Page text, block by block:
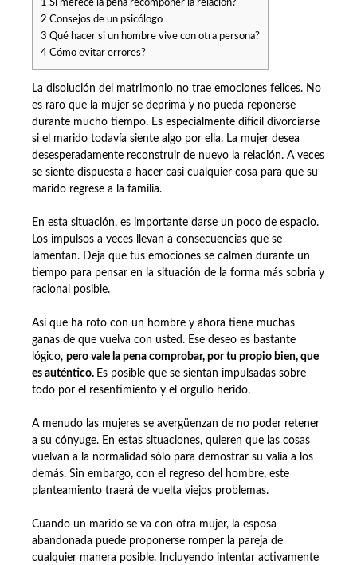
1 Si merece la pena recomponer la relación?
2 Consejos de un psicólogo
3 Qué hacer si un hombre vive con otra persona?
4Cómo evitar errores?
La disolución del matrimonio no trae emociones felices. No
es raro que la mujer se deprima y no pueda reponerse
durante mucho tiempo. Es especialmente difícil divorciarse
si el marido todavía siente algo por ella. La mujer desea
desesperadamente reconstruir de nuevo la relación. A veces
se siente dispuesta a hacer casi cualquier cosa para que su
marido regrese a la familia.
En esta situación, es importante darse un poco de espacio.
Los impulsos a veces llevan a consecuencias que se
lamentan. Deja que tus emociones se calmen durante un
tiempo para pensar en la situación de la forma más sobria y
racional posible.
Así que ha roto con un hombre y ahora tiene muchas
ganas de que vuelva con usted. Ese deseo es bastante
lógico, pero vale la pena comprobar, por tu propio bien, que
es auténtico. Es posible que se sientan impulsadas sobre
todo por el resentimiento y el orgullo herido.
A menudo las mujeres se avergüenzan de no poder retener
a su cónyuge. En estas situaciones, quieren que las cosas
vuelvan a la normalidad sólo para demostrar su valía a los
demás. Sin embargo, con el regreso del hombre, este
planteamiento traerá de vuelta viejos problemas.
Cuando un marido se va con otra mujer, la esposa
abandonada puede proponerse romper la pareja de
cualquier manera posible. Incluyendo intentar activamente